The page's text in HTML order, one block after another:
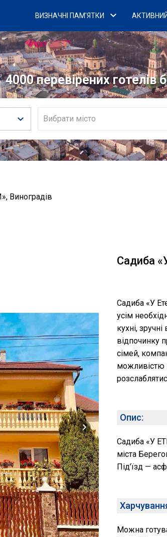
ВИЗНАЧНІ ПАМ'ЯТКИ
4000 перевірених готелів
Вибрати місто
Виноградів
Садиба
Садиба «У
усім
кухні,
відпочинку
сімей,
можливістю
Опис:
Садиба «У
міста
Під’їзд —
Можна